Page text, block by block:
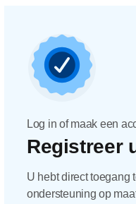
Log in of maak een
Registreer
U hebt direct toegang
ondersteuning op